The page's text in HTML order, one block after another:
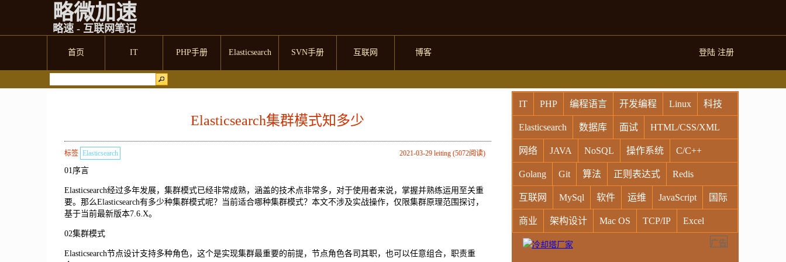
略微加速
略速 - 互联网笔记
首页 IT PHP手册 Elasticsearch SVN手册 互联网 博客 登陆 注册
Elasticsearch集群模式知多少
2021-03-29 leiting (5072阅读)
标签 Elasticsearch
01序言
Elasticsearch经过多年发展，集群模式已经非常成熟，涵盖的技术点非常多，对于使用者来说，掌握并熟练运用至关重
要。那么Elasticsearch有多少种集群模式呢？当前适合哪种集群模式？本文不涉及实战操作，仅限集群原理范围探讨，
基于当前最新版本7.6.X。
02集群模式
Elasticsearch节点设计支持多种角色，这个是实现集群最重要的前提，节点角色各司其职，也可以任意组合，职责重
IT PHP 编程语言 开发编程 Linux 科技
Elasticsearch 数据库 面试 HTML/CSS/XML
网络 JAVA NoSQL 操作系统 C/C++
Golang Git 算法 正则表达式 Redis
互联网 MySql 软件 运维 JavaScript 国际
商业 架构设计 Mac OS TCP/IP Excel
Windows Oracle 广告